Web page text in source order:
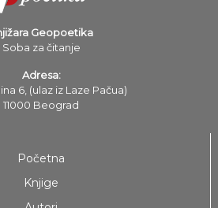
Geopoetika
Soba za čitanje
Adresa:
6, (ulaz iz Laze Pačua)
11000 Beograd
Početna
Knjige